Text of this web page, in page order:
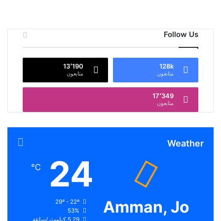
Follow Us
128k
متابعون
13٬190
متابعون
17٬349
متابعون
Weather
Amman, Jo
24
℃
53%
5.29 كيلومتر/ساعة